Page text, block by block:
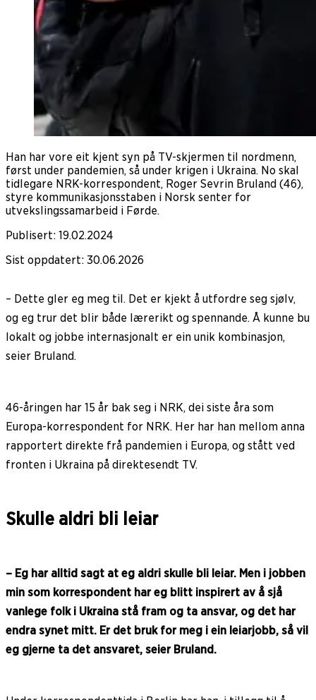
Han har vore eit kjent syn på TV-skjermen til nordmenn,
først under pandemien, så under krigen i Ukraina. No skal
tidlegare NRK-korrespondent, Roger Sevrin Bruland (46),
styre kommunikasjonsstaben i Norsk senter for
utvekslingssamarbeid i Førde.
Publisert: 19.02.2024
Sist oppdatert: 30.06.2026
– Dette gler eg meg til. Det er kjekt å utfordre seg sjølv,
og eg trur det blir både lærerikt og spennande. Å kunne bu
lokalt og jobbe internasjonalt er ein unik kombinasjon,
seier Bruland.
46-åringen har 15 år bak seg i NRK, dei siste åra som
Europa-korrespondent for NRK. Her har han mellom anna
rapportert direkte frå pandemien i Europa, og stått ved
fronten i Ukraina på direktesendt TV.
Skulle aldri bli leiar
– Eg har alltid sagt at eg aldri skulle bli leiar. Men i jobben
min som korrespondent har eg blitt inspirert av å sjå
vanlege folk i Ukraina stå fram og ta ansvar, og det har
endra synet mitt. Er det bruk for meg i ein leiarjobb, så vil
eg gjerne ta det ansvaret, seier Bruland.